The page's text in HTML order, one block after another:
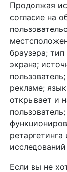
+7 (495)
info@arben-
Арбен
1-й
Мы в соц.
Продолжая
согласие на
браузера;
экрана;
рекламе;
открывает и
Если вы не